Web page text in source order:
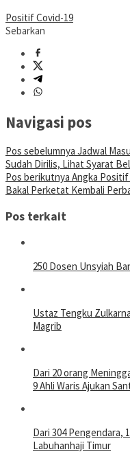
Positif Covid-19
Sebarkan
Navigasi pos
Pos sebelumnya Jadwal
Sudah Dirilis, Lihat Syarat
Pos berikutnya Angka
Bakal Perketat Kembali
Pos terkait
250 Dosen Unsyiah
Ustaz Tengku
Magrib
Dari 20 orang
9 Ahli Waris Ajukan
Dari 304 Pengendara,
Labuhanhaji Timur